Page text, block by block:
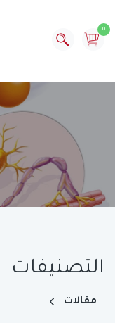
0
التصنيفات
مقالات